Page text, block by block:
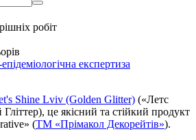
робіт
експертиза
Shine Lviv (Golden Glitter) («Летс
це якісний та стійкий продукт
(ТМ «Прімакол Декорейтів»).